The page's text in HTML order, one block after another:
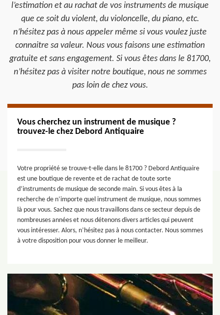
l’estimation et au rachat de vos instruments de musique
que ce soit du violent, du violoncelle, du piano, etc.
n’hésitez pas à nous appeler même si vous voulez juste
connaitre sa valeur. Nous vous faisons une estimation
gratuite et sans engagement. Si vous êtes dans le 81700,
n’hésitez pas à visiter notre boutique, nous ne sommes
pas loin de chez vous.
Vous cherchez un instrument de musique ?
trouvez-le chez Debord Antiquaire
Votre propriété se trouve-t-elle dans le 81700 ? Debord Antiquaire
est une boutique de revente et de rachat de toute sorte
d’instruments de musique de seconde main. Si vous êtes à la
recherche de n’importe quel instrument de musique, nous sommes
là pour vous. Sachez que nous travaillons dans ce secteur depuis de
nombreuses années et nous détenons divers articles qui peuvent
vous intéresser. Alors, n’hésitez pas à nous contacter. Nous sommes
à votre disposition pour vous donner le meilleur.